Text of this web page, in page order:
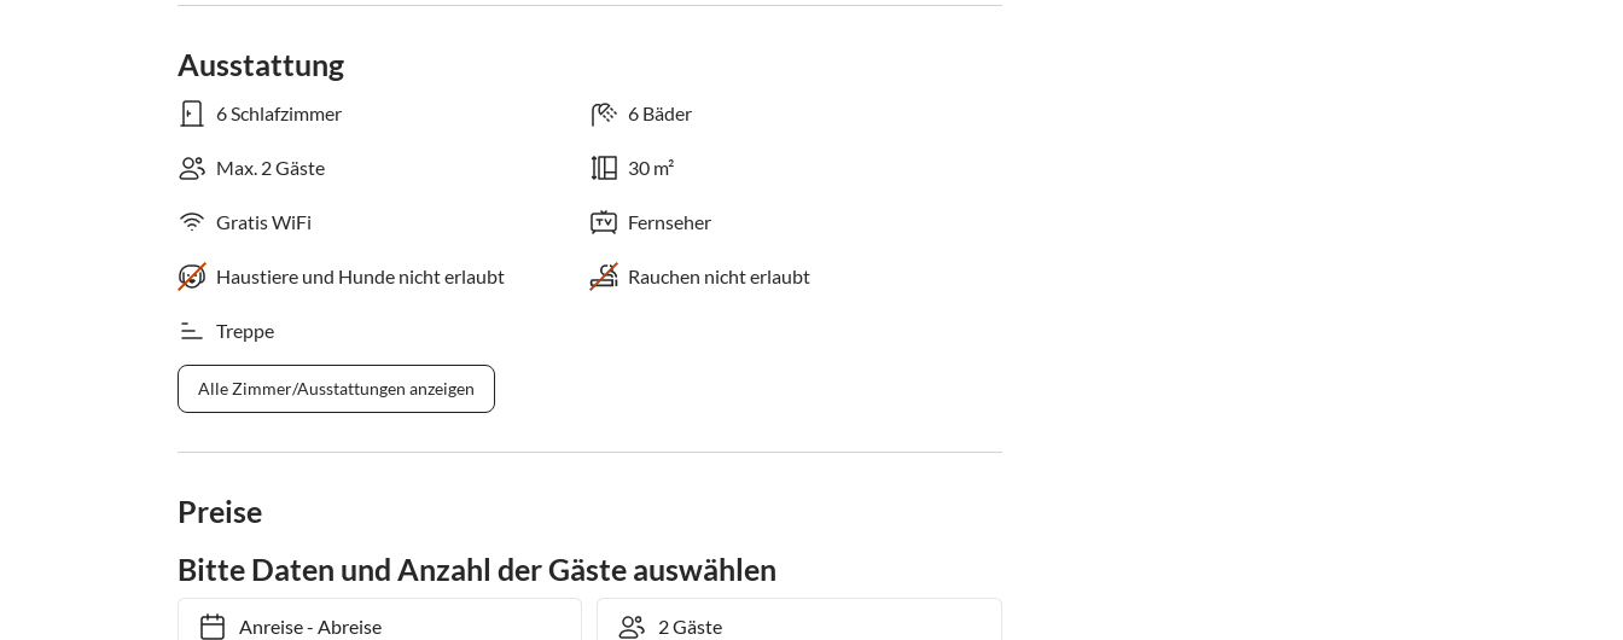
Ausstattung
6 Schlafzimmer 6 Bäder
Max. 2 Gäste 30 m²
Gratis WiFi Fernseher
Haustiere und Hunde nicht erlaubt Rauchen nicht erlaubt
Treppe
Alle Zimmer/Ausstattungen anzeigen
Preise
Bitte Daten und Anzahl der Gäste auswählen
Anreise- Abreise